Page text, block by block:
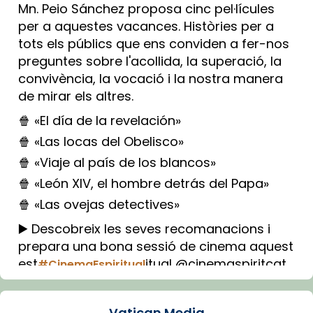
Mn. Peio Sánchez proposa cinc pel·lícules
per a aquestes vacances. Històries per a
tots els públics que ens conviden a fer-nos
preguntes sobre l'acollida, la superació, la
convivència, la vocació i la nostra manera
de mirar els altres.
🍿 «El día de la revelación»
🍿 «Las locas del Obelisco»
🍿 «Viaje al país de los blancos»
🍿 «León XIV, el hombre detrás del Papa»
🍿 «Las ovejas detectives»
▶️ Descobreix les seves recomanacions i
prepara una bona sessió de cinema aquest
est#CinemaEspiritualitual @cinemaspiritcat
Imatge: Generada amb IA (OpenAI)